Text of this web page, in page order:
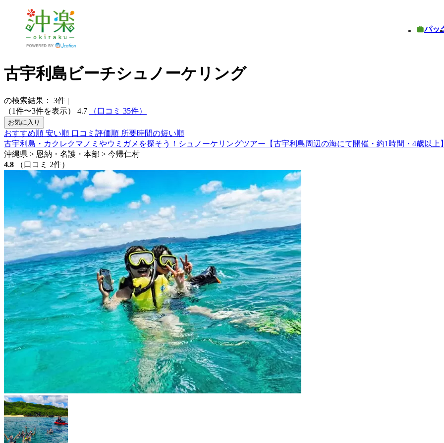
パッ
古宇利島ビーチシュノーケリング
の検索結果： 3件 |
（1件〜3件を表示）
4.7 （口コミ 35件）
お気に入り
おすすめ順 安い順 口コミ評価順 所要時間の短い順
古宇利島・カクレクマノミやウミガメを探そう！シュノーケリングツアー【古宇利島周辺の海にて開催・約1時間・4歳以上
沖縄県 > 恩納・名護・本部 > 今帰仁村
4.8
（口コミ 2件）